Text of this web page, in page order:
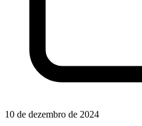
10 de dezembro de 2024